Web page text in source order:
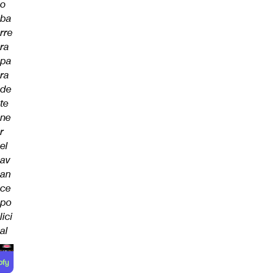
o
ba
rre
ra
pa
ra
de
te
ne
r
el
av
an
ce
po
lici
al